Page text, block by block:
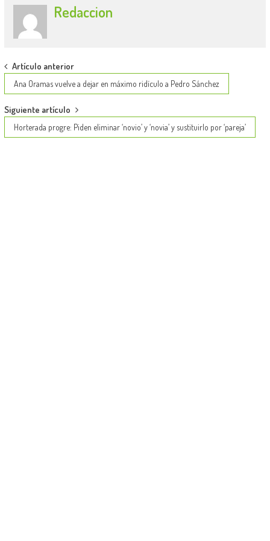
Redaccion
Post
navigation
Artículo anterior
Ana Oramas vuelve a dejar en máximo ridículo a Pedro Sánchez
Siguiente artículo
Horterada progre: Piden eliminar ‘novio’ y ‘novia’ y sustituirlo por ‘pareja’